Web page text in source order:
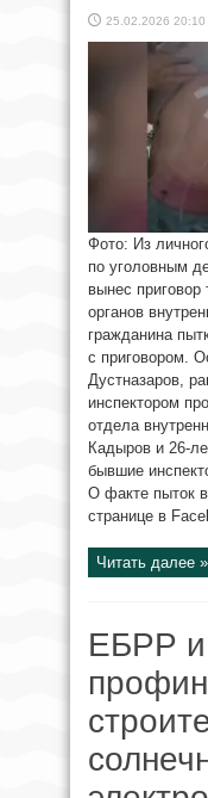
25.02.2026 20:10
Фото: Из
по уголовным
вынес
органов
гражданина
с приговором.
Дустназаров,
инспектором
отдела
Кадыров и 26-
бывшие
О факте пыток
странице в
Читать далее »
ЕБРР